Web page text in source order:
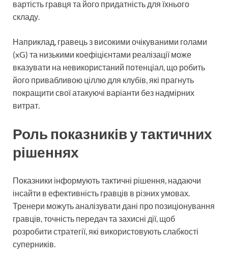
вартість гравця та його придатність для їхнього
складу.
Наприклад, гравець з високими очікуваними голами
(xG) та низькими коефіцієнтами реалізації може
вказувати на невикористаний потенціал, що робить
його привабливою ціллю для клубів, які прагнуть
покращити свої атакуючі варіанти без надмірних
витрат.
Роль показників у тактичних
рішеннях
Показники інформують тактичні рішення, надаючи
інсайти в ефективність гравців в різних умовах.
Тренери можуть аналізувати дані про позиціонування
гравців, точність передач та захисні дії, щоб
розробити стратегії, які використовують слабкості
суперників.